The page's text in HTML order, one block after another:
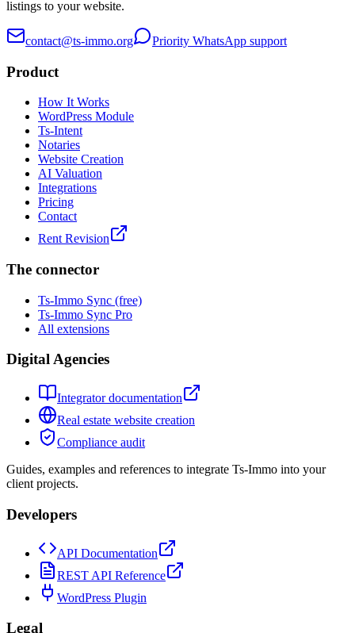
listings to your website.
contact@ts-immo.org Priority WhatsApp support
Product
How It Works
WordPress Module
Ts-Intent
Notaries
Website Creation
AI Valuation
Integrations
Pricing
Contact
Rent Revision
The connector
Ts-Immo Sync (free)
Ts-Immo Sync Pro
All extensions
Digital Agencies
Integrator documentation
Real estate website creation
Compliance audit
Guides, examples and references to integrate Ts-Immo into your
client projects.
Developers
API Documentation
REST API Reference
WordPress Plugin
Legal